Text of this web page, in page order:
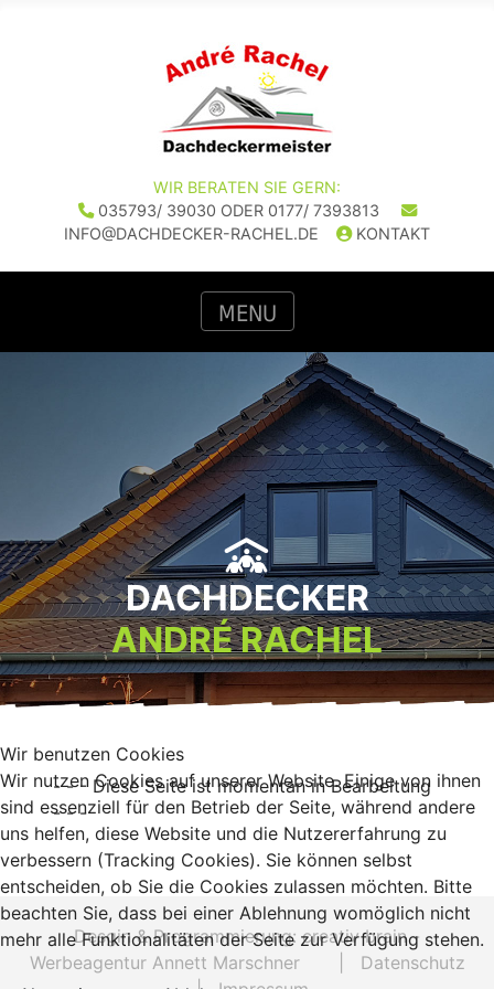
WIR BERATEN SIE GERN:
035793/ 39030 ODER 0177/ 7393813
INFO@DACHDECKER-RACHEL.DE
KONTAKT
DACHDECKER
ANDRÉ RACHEL
- - - Diese Seite ist momentan in Bearbeitung
- - -
Desgin & Programmierung:creativ brain -
Werbeagentur Annett Marschner|
Datenschutz
Wir benutzen Cookies
Wir nutzen Cookies auf unserer Website. Einige von ihnen
sind essenziell für den Betrieb der Seite, während andere
uns helfen, diese Website und die Nutzererfahrung zu
verbessern (Tracking Cookies). Sie können selbst
entscheiden, ob Sie die Cookies zulassen möchten. Bitte
beachten Sie, dass bei einer Ablehnung womöglich nicht
mehr alle Funktionalitäten der Seite zur Verfügung stehen.